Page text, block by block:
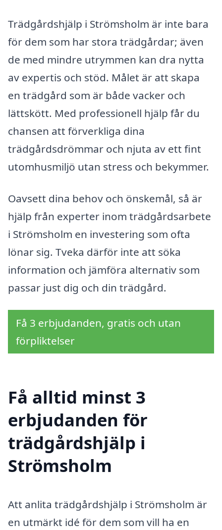
Trädgårdshjälp i Strömsholm är inte bara
för dem som har stora trädgårdar; även
de med mindre utrymmen kan dra nytta
av expertis och stöd. Målet är att skapa
en trädgård som är både vacker och
lättskött. Med professionell hjälp får du
chansen att förverkliga dina
trädgårdsdrömmar och njuta av ett fint
utomhusmiljö utan stress och bekymmer.
Oavsett dina behov och önskemål, så är
hjälp från experter inom trädgårdsarbete
i Strömsholm en investering som ofta
lönar sig. Tveka därför inte att söka
information och jämföra alternativ som
passar just dig och din trädgård.
Få 3 erbjudanden, gratis och utan
förpliktelser
Få alltid minst 3
erbjudanden för
trädgårdshjälp i
Strömsholm
Att anlita trädgårdshjälp i Strömsholm är
en utmärkt idé för dem som vill ha en